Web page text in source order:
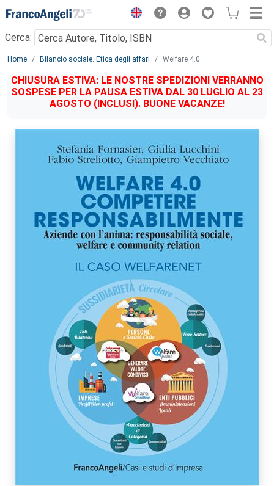
Menu
Cerca:
Main content
Home Bilancio sociale. Etica degli affari Welfare 4.0.
CHIUSURA ESTIVA: LE NOSTRE SPEDIZIONI VERRANNO
SOSPESE PER LA PAUSA ESTIVA DAL 30 LUGLIO AL 23
AGOSTO (INCLUSI). BUONE VACANZE!